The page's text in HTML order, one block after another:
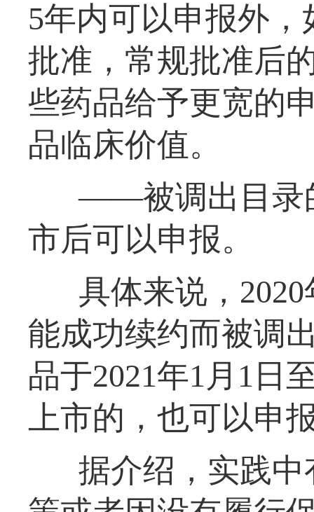
5年内可以申报外
批准，常规批准后
些药品给予更宽的
品临床价值。
——被调出目录
市后可以申报。
具体来说，
能成功续约而被调
品于2021年1月1日
上市的，也可以申
据介绍，实践